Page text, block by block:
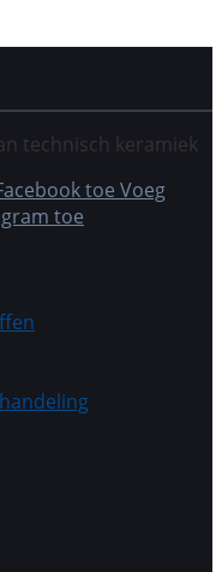
technisch keramiek
toe Voeg
toe